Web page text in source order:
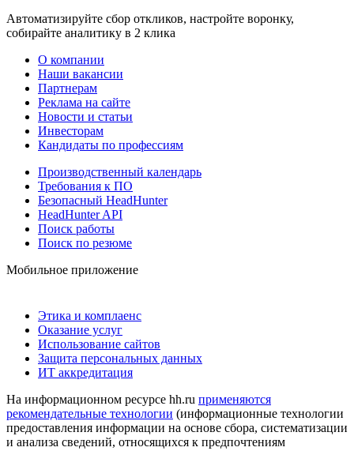
Автоматизируйте сбор откликов, настройте воронку,
собирайте аналитику в 2 клика
О компании
Наши вакансии
Партнерам
Реклама на сайте
Новости и статьи
Инвесторам
Кандидаты по профессиям
Производственный календарь
Требования к ПО
Безопасный HeadHunter
HeadHunter API
Поиск работы
Поиск по резюме
Мобильное приложение
Этика и комплаенс
Оказание услуг
Использование сайтов
Защита персональных данных
ИТ аккредитация
На информационном ресурсе hh.ru применяются
рекомендательные технологии (информационные технологии
предоставления информации на основе сбора, систематизации
и анализа сведений, относящихся к предпочтениям